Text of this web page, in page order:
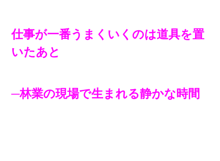
仕事が一番うまくいくのは道具を置
いたあと
─林業の現場で生まれる静かな時間